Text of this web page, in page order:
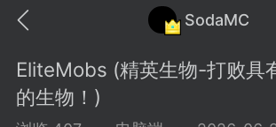
SodaMC
EliteMobs (精英生物-打败具
的生物！)